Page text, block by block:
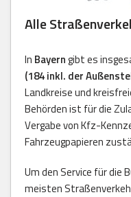
Alle
In Bayerngibt es
(184 inkl. der
Landkreise und
Behörden ist für die
Vergabe von Kfz-
Fahrzeugpapieren
Um den Service für die
meisten